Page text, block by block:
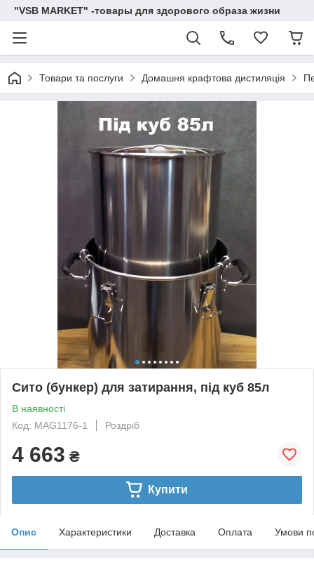
"VSB MARKET" -товары для здорового образа жизни
Товари та послуги Домашня крафтова дистиляція
Сито (бункер) для затирання, під куб 85л
В наявності
Код: MAG1176-1
Роздріб
4 663 ₴
Купити
Опис Характеристики Доставка Оплата Умови